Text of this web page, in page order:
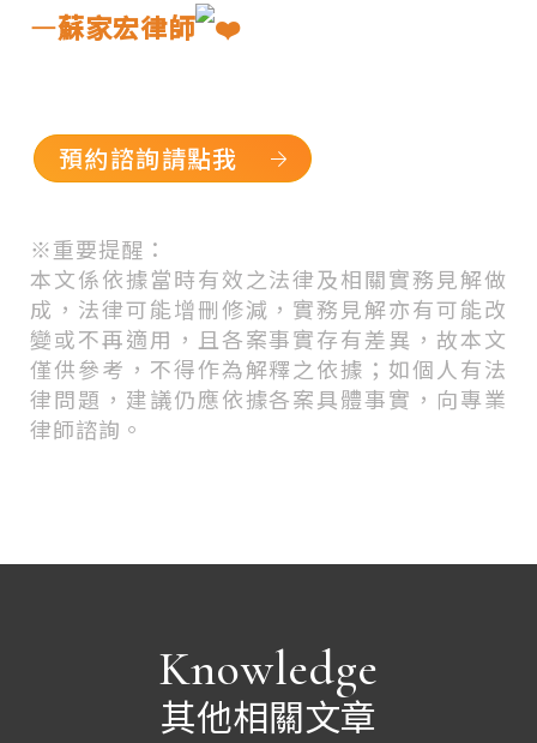
—蘇家宏律師
預約諮詢請點我
※重要提醒：
本文係依據當時有效之法律及相關實務見解做
成，法律可能增刪修減，實務見解亦有可能改
變或不再適用，且各案事實存有差異，故本文
僅供參考，不得作為解釋之依據；如個人有法
律問題，建議仍應依據各案具體事實，向專業
律師諮詢。
Knowledge
其他相關文章